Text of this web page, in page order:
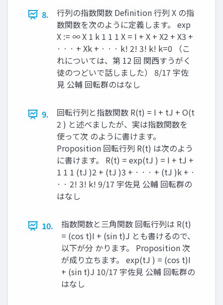
8.
行列の指数関数 Definition 行列 X の指
数関数を次のように定義します。 exp
X := ∞ X 1 k 1 1 1 X = I + X + X2 + X3 +
· · · + Xk + · · · k! 2! 3! k! k=0 （こ
れについては、第 12 回 関西すうがく
徒のつどいで話しました） 8/17 宇佐
見 公輔 回転群のはなし
9.
回転行列と指数関数 R(t) = I + tJ + O(t
2 ) と述べましたが、実は指数関数を
使って次 のように書けます。
Proposition 回転行列 R(t) は次のよう
に書けます。 R(t) = exp(tJ ) = I + tJ +
1 1 1 (tJ )2 + (tJ )3 + · · · + (tJ )k + ·
· · 2! 3! k! 9/17 宇佐見 公輔 回転群の
はなし
10.
指数関数と三角関数 回転行列は R(t)
= (cos t)I + (sin t)J とも書けるので、
以下が分 かります。 Proposition 次
が成り立ちます。 exp(tJ ) = (cos t)I
+ (sin t)J 10/17 宇佐見 公輔 回転群の
はなし